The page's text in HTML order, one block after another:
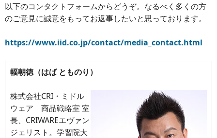
以下のコンタクトフォームからどうぞ。なるべく多くの方
のご意見に誠意をもってお返事したいと思っております。
https://www.iid.co.jp/contact/media_contact.html
幅朝徳（はば とものり）
株式会社CRI・ミドル
ウェア 商品戦略室 室
長、CRIWAREエヴァン
ジェリスト。学習院大